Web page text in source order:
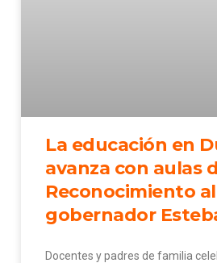
La educación en
avanza con aulas
Reconocimiento al
gobernador
Docentes y padres de familia